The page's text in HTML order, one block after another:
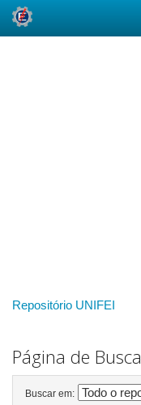
Repositório UNIFEI
Página de Busca
Buscar em: